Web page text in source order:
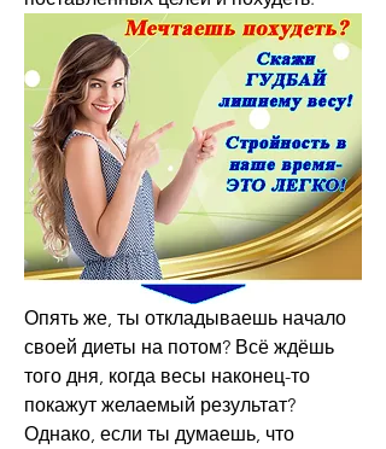
Опять же, ты откладываешь начало
своей диеты на потом? Всё ждёшь
того дня, когда весы наконец-то
покажут желаемый результат?
Однако, если ты думаешь, что